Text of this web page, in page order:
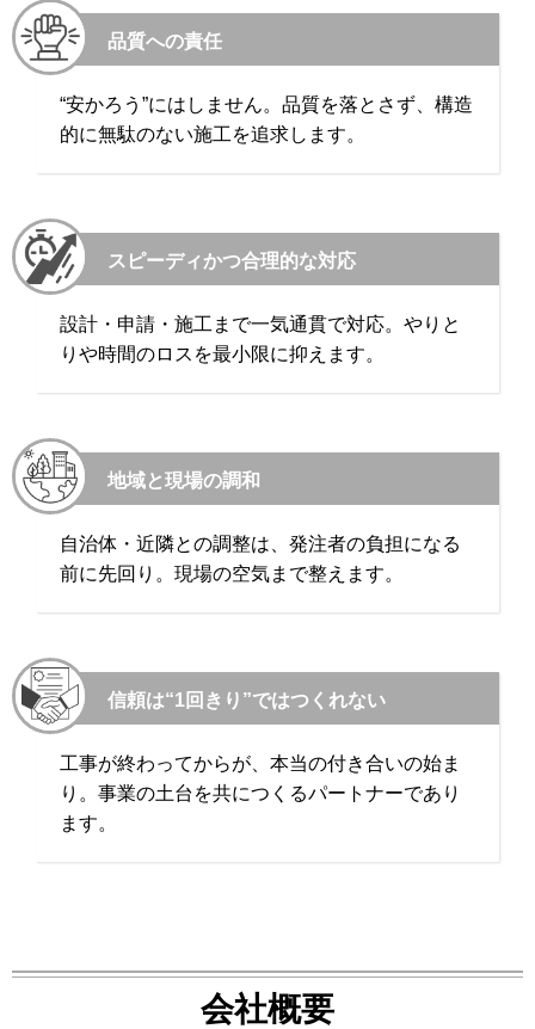
品質への責任
“安かろう”にはしません。品質を落とさず、構造
的に無駄のない施工を追求します。
スピーディかつ合理的な対応
設計・申請・施工まで一気通貫で対応。やりと
りや時間のロスを最小限に抑えます。
地域と現場の調和
自治体・近隣との調整は、発注者の負担になる
前に先回り。現場の空気まで整えます。
信頼は“1回きり”ではつくれない
工事が終わってからが、本当の付き合いの始ま
り。事業の土台を共につくるパートナーであり
ます。
会社概要